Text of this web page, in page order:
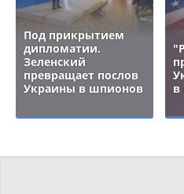
Под прикрытием
дипломатии.
Зеленский
превращает послов
Украины в шпионов
в